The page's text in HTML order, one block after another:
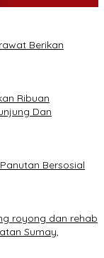
Berikan
Ribuan
Dan
Bersosial
royong dan rehab
Sumay,